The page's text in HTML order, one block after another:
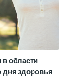
в области
дня здоровья